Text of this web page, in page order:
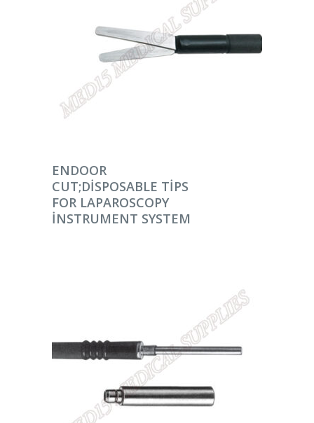
DEVAMINI OKU
ENDOOR
CUT;DISPOSABLE TIPS
FOR LAPAROSCOPY
INSTRUMENT SYSTEM